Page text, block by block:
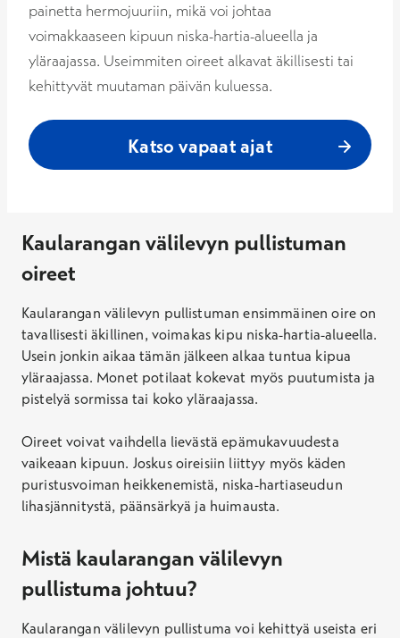
painetta hermojuuriin, mikä voi johtaa
voimakkaaseen kipuun niska-hartia-alueella ja
yläraajassa. Useimmiten oireet alkavat äkillisesti tai
kehittyvät muutaman päivän kuluessa.
Katso vapaat ajat
Kaularangan välilevyn pullistuman
oireet
Kaularangan välilevyn pullistuman ensimmäinen oire on
tavallisesti äkillinen, voimakas kipu niska-hartia-alueella.
Usein jonkin aikaa tämän jälkeen alkaa tuntua kipua
yläraajassa. Monet potilaat kokevat myös puutumista ja
pistelyä sormissa tai koko yläraajassa.
Oireet voivat vaihdella lievästä epämukavuudesta
vaikeaan kipuun. Joskus oireisiin liittyy myös käden
puristusvoiman heikkenemistä, niska-hartiaseudun
lihasjännitystä, päänsärkyä ja huimausta.
Mistä kaularangan välilevyn
pullistuma johtuu?
Kaularangan välilevyn pullistuma voi kehittyä useista eri